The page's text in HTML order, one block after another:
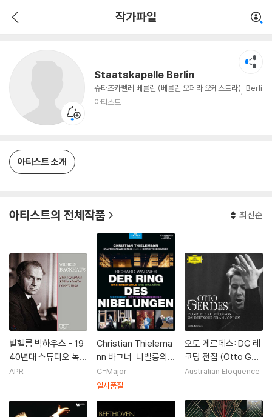
작가파일
Staatskapelle Berlin
슈타츠카펠레 베를린 (베를린 오페라 오케스트라)
Berli
n State Opera Orchestra
아티스트
아티스트 소개
아티스트의 전체작품 최신순
빌헬름 박하우스 - 19
40년대 스튜디오 녹음
전곡 (Wilhelm Back
cordings)
APR
Christian Thielema
nn 바그너: 니벨룽의
반지 (Wagner: Der
Ring Des Nibelung
C-Major
일시품절
오토 게르데스: DG 레
코딩 전집 (Otto Ger
des: Complete Re
[11CD 박스세트]
Australian Eloquence